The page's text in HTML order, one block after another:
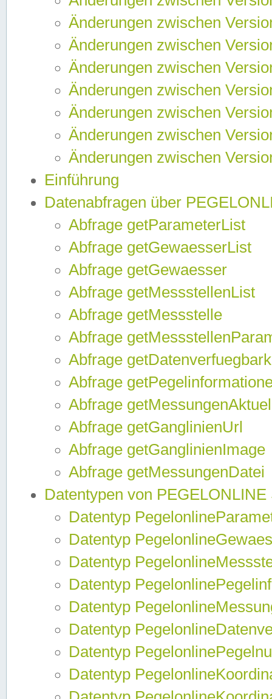
Änderungen zwischen
Änderungen zwischen
Änderungen zwischen
Änderungen zwischen
Änderungen zwischen
Änderungen zwischen
Änderungen zwischen
Einführung
Datenabfragen über
Abfrage getParameterList
Abfrage getGewaesserList
Abfrage getGewaesser
Abfrage getMessstellenList
Abfrage getMessstelle
Abfrage
Abfrage
Abfrage
Abfrage
Abfrage getGanglinienUrl
Abfrage getGanglinienImage
Abfrage getMessungenDatei
Datentypen von
Datentyp
Datentyp
Datentyp
Datentyp
Datentyp
Datentyp
Datentyp
Datentyp